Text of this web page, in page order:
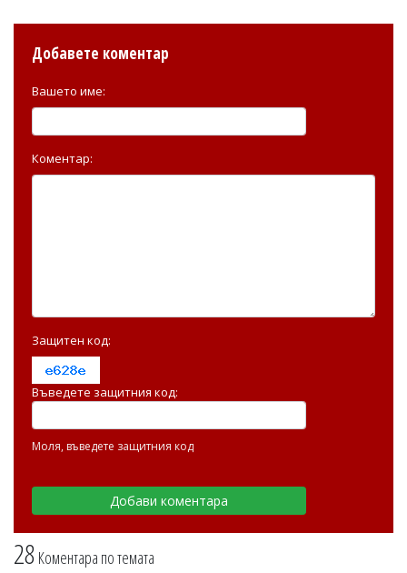
28 Коментара по темата
Добавете коментар
Вашето име:
Коментар:
Защитен код:
Въведете защитния код:
Моля, въведете защитния код